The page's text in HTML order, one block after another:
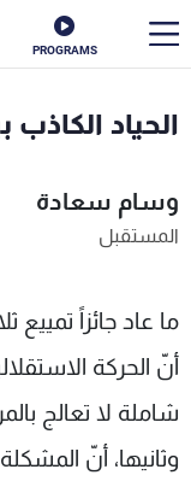
PROGRAMS
الحياد الكاذب بين 8 و14
وسام سعادة
المستقبل
ما عاد جائزاً تمييع
أنّ الحركة
شاملة لا تعالج
وثانيها، أنّ
سياسة
منوعات